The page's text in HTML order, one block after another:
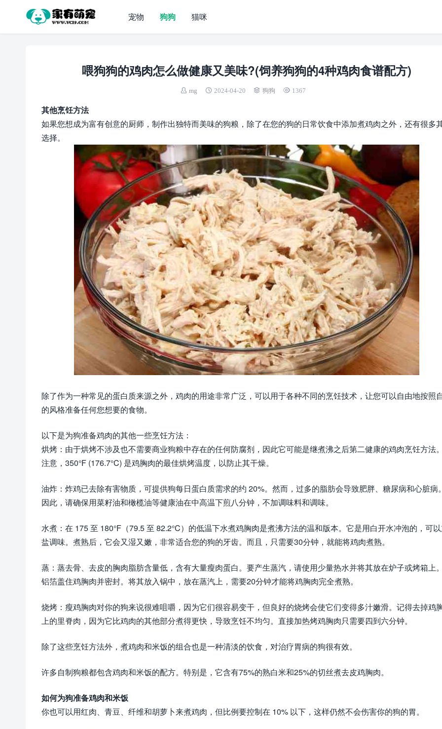
宠物 狗狗 猫咪
喂狗狗的鸡肉怎么做健康又美味?(饲养狗狗的4种鸡肉食谱配方)
mg 2024-04-20 狗狗 1367
其他烹饪方法
如果您想成为富有创意的厨师，制作出独特而美味的狗粮，除了在您的狗的日常饮食中添加煮鸡肉之外，还有很多
选择。
除了作为一种常见的蛋白质来源之外，鸡肉的用途非常广泛，可以用于各种不同的烹饪技术，让您可以自由地按照
的风格准备任何您想要的食物。
以下是为狗准备鸡肉的其他一些烹饪方法：
烘烤：由于烘烤不涉及也不需要商业狗粮中存在的任何防腐剂，因此它可能是继煮沸之后第二健康的鸡肉烹饪方法
注意，350°F (176.7°C) 是鸡胸肉的最佳烘烤温度，以防止其干燥。
油炸：炸鸡已去除有害物质，可提供狗每日蛋白质需求的约 20%。然而，过多的脂肪会导致肥胖、糖尿病和心脏病
因此，请确保用菜籽油和橄榄油等健康油在中高温下煎八分钟，不加调味料和调味。
水煮：在 175 至 180°F（79.5 至 82.2°C）的低温下水煮鸡胸肉是煮沸方法的温和版本。它是用白开水冲泡的，可
盐调味。煮熟后，它会又湿又嫩，非常适合您的狗的牙齿。而且，只需要30分钟，就能将鸡肉煮熟。
蒸：蒸去骨、去皮的胸肉脂肪含量低，含有大量瘦肉蛋白。要产生蒸汽，请使用少量热水并将其放在炉子或烤箱上
铝箔盖住鸡胸肉并密封。将其放入锅中，放在蒸汽上，需要20分钟才能将鸡胸肉完全煮熟。
烧烤：瘦鸡胸肉对你的狗来说很难咀嚼，因为它们很容易变干，但良好的烧烤会使它们变得多汁嫩滑。记得去掉鸡
上的里脊肉，因为它比鸡肉的其他部分煮得更快，导致烹饪不均匀。直接加热烤鸡胸肉只需要四到六分钟。
除了这些烹饪方法外，煮鸡肉和米饭的组合也是一种清淡的饮食，对治疗胃病的狗很有效。
许多自制狗粮都包含鸡肉和米饭的配方。特别是，它含有75%的熟白米和25%的切丝煮去皮鸡胸肉。
如何为狗准备鸡肉和米饭
你也可以用红肉、青豆、纤维和胡萝卜来煮鸡肉，但比例要控制在 10% 以下，这样仍然不会伤害你的狗的胃。